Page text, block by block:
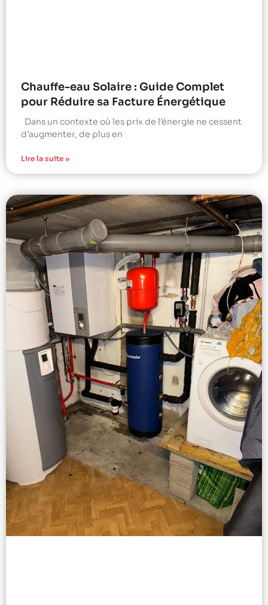
Chauffe-eau Solaire : Guide Complet
pour Réduire sa Facture Énergétique
Dans un contexte où les prix de l’énergie ne cessent
d’augmenter, de plus en
Lire la suite »